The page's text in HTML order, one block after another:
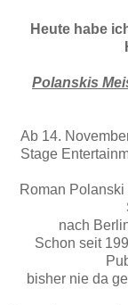
Heute habe
Polanskis
Ab 14.
Stage
Roman
nach
Schon seit
bisher nie da